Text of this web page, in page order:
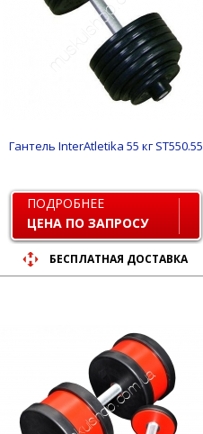
Гантель InterAtletika 55 кг ST550.55
ПОДРОБНЕЕ
ЦЕНА ПО ЗАПРОСУ
БЕСПЛАТНАЯ ДОСТАВКА